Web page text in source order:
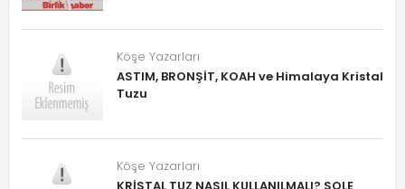
Köşe Yazarları
ASTIM, BRONŞİT, KOAH ve Himalaya Kristal
Tuzu
Köşe Yazarları